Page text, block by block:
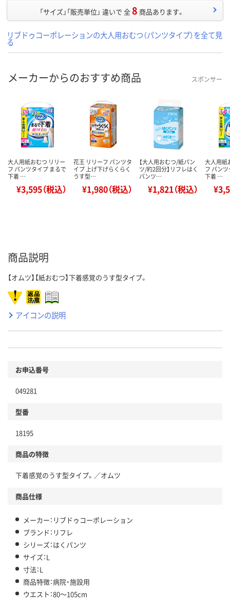
「サイズ」「販売単位」 違いで 全8 商品あります。
リブドゥコーポレーションの大人用おむつ（パンツタイプ）を全て見
る
メーカーからのおすすめ商品 スポンサー
大人用紙おむつ リリー
フ パンツタイプ まるで
下着 …
¥3,595（税込）
花王 リリーフ パンツタ
イプ 上げ下げらくらく
うす型…
¥1,980（税込）
【大人用おむつ/紙パン
ツ/約2回分】リフレはく
パンツ…
¥1,821（税込）
大人用紙
フ パン
下着 …
商品説明
【オムツ】【紙おむつ】下着感覚のうす型タイプ。
アイコンの説明
お申込番号
049281
型番
18195
商品の特徴
下着感覚のうす型タイプ。／オムツ
商品仕様
メーカー：リブドゥコーポレーション
ブランド：リフレ
シリーズ：はくパンツ
サイズ：L
寸法：L
商品特徴：病院・施設用
ウエスト：80～105cm